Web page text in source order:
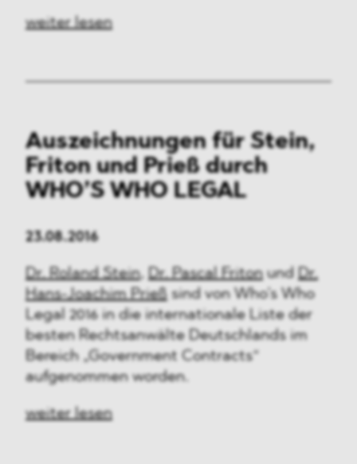
weiter lesen
Auszeichnungen für Stein,
Friton und Prieß durch
WHO’S WHO LEGAL
23.08.2016
Dr. Roland Stein, Dr. Pascal Fritonund Dr.
Hans-Joachim Prießsind von Who’s Who
Legal 2016 in die internationale Liste der
besten Rechtsanwälte Deutschlands im
Bereich „Government Contracts“
aufgenommen worden.
weiter lesen